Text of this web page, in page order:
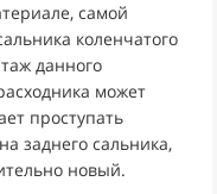
самой
коленчатого
данного
может
проступать
заднего сальника,
новый.